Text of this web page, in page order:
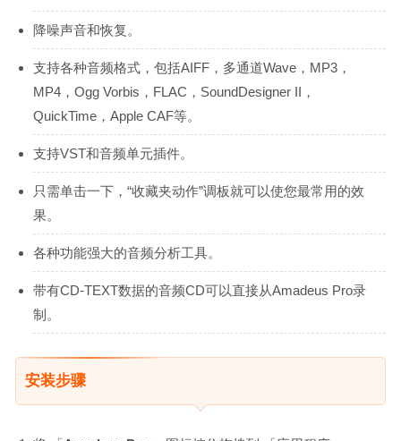
降噪声音和恢复。
支持各种音频格式，包括AIFF，多通道Wave，MP3，
MP4，Ogg Vorbis，FLAC，SoundDesigner II，
QuickTime，Apple CAF等。
支持VST和音频单元插件。
只需单击一下，“收藏夹动作”调板就可以使您最常用的效
果。
各种功能强大的音频分析工具。
带有CD-TEXT数据的音频CD可以直接从Amadeus Pro录
制。
安装步骤